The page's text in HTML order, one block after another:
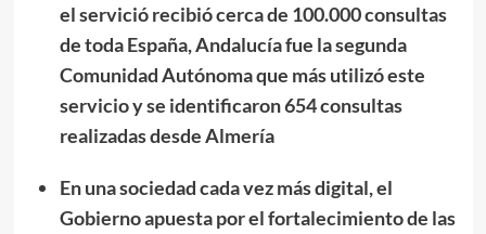
el servició recibió cerca de 100.000 consultas
de toda España, Andalucía fue la segunda
Comunidad Autónoma que más utilizó este
servicio y se identificaron 654 consultas
realizadas desde Almería
En una sociedad cada vez más digital, el
Gobierno apuesta por el fortalecimiento de las